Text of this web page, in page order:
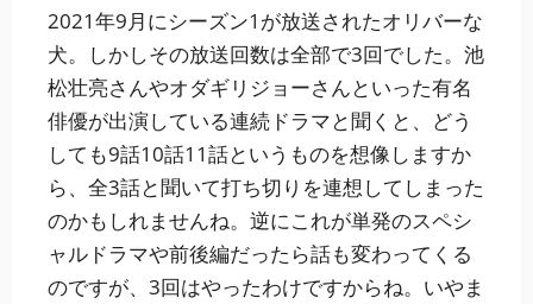
2021年9月にシーズン1が放送されたオリバーな
犬。しかしその放送回数は全部で3回でした。池
松壮亮さんやオダギリジョーさんといった有名
俳優が出演している連続ドラマと聞くと、どう
しても9話10話11話というものを想像しますか
ら、全3話と聞いて打ち切りを連想してしまった
のかもしれませんね。逆にこれが単発のスペシ
ャルドラマや前後編だったら話も変わってくる
のですが、3回はやったわけですからね。いやま